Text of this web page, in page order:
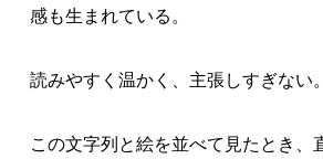
感も生まれている。
読みやすく温かく、主張しすぎない。
この文字列と絵を並べて見たとき、